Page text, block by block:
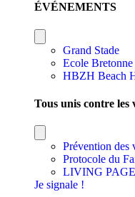
ÉVÉNEMENTS
Grand Stade
Ecole
HBZH Beach
Tous unis contre les
Prévention des
Protocole du
LIVING
Je signale !